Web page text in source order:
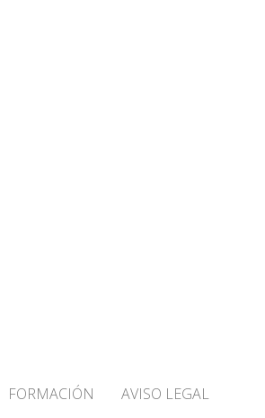
FORMACIÓN AVISO LEGAL